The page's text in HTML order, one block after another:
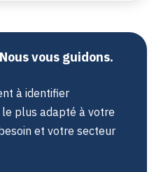
vous guidons.
à identifier
plus adapté à votre
et votre secteur